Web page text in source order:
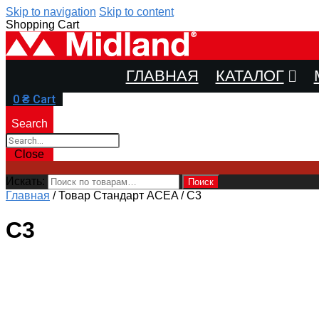
Skip to navigation Skip to content
Shopping Cart
ГЛАВНАЯ КАТАЛОГ
0 ₴ Cart
Search
Close
Искать: Поиск
Главная /Товар Стандарт ACEA/C3
C3